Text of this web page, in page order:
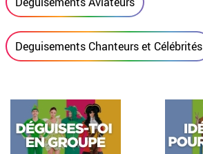
Deguisements Chanteurs et Célébrités